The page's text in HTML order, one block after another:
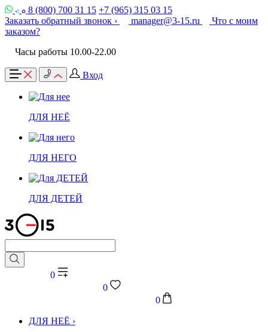
8 (800) 700 31 15 +7 (965) 315 03 15
Заказать обратный звонок ›
manager@3-15.ru
Что с моим
заказом?
Часы работы 10.00-22.00
Вход
ДЛЯ НЕЁ
ДЛЯ НЕГО
ДЛЯ ДЕТЕЙ
0
0
0
ДЛЯ НЕЁ ›